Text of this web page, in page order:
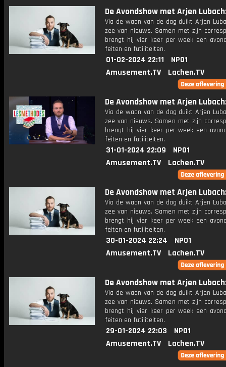
De Avondshow met Arjen
Via de waan van de dag duikt Arjen
zee van nieuws. Samen met zijn
brengt hij vier keer per week een
feiten en futiliteiten.
01-02-2024 22:11
NPO1
Amusement.TV
Lachen.TV
De Avondshow met Arjen
Via de waan van de dag duikt Arjen
zee van nieuws. Samen met zijn
brengt hij vier keer per week een
feiten en futiliteiten.
31-01-2024 22:09
NPO1
Amusement.TV
Lachen.TV
De Avondshow met Arjen
Via de waan van de dag duikt Arjen
zee van nieuws. Samen met zijn
brengt hij vier keer per week een
feiten en futiliteiten.
30-01-2024 22:24
NPO1
Amusement.TV
Lachen.TV
De Avondshow met Arjen
Via de waan van de dag duikt Arjen
zee van nieuws. Samen met zijn
brengt hij vier keer per week een
feiten en futiliteiten.
29-01-2024 22:03
NPO1
Amusement.TV
Lachen.TV